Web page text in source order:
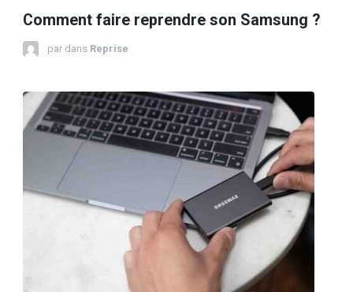
Comment faire reprendre son Samsung ?
par dans Reprise